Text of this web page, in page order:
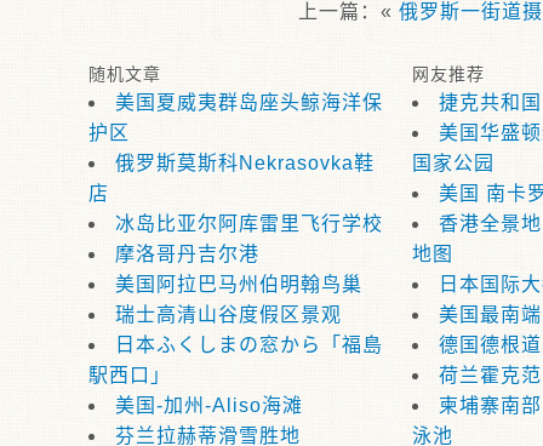
上一篇：« 俄罗斯一街道
随机文章
美国夏威夷群岛座头鲸海洋保
护区
俄罗斯莫斯科Nekrasovka鞋
店
冰岛比亚尔阿库雷里飞行学校
摩洛哥丹吉尔港
美国阿拉巴马州伯明翰鸟巢
瑞士高清山谷度假区景观
日本ふくしまの窓から「福島
駅西口」
美国-加州-Aliso海滩
芬兰拉赫蒂滑雪胜地
网友推荐
捷克共和
美国华盛
国家公园
美国 南卡
香港全景
地图
日本国际
美国最南
德国德根
荷兰霍克
柬埔寨南
泳池